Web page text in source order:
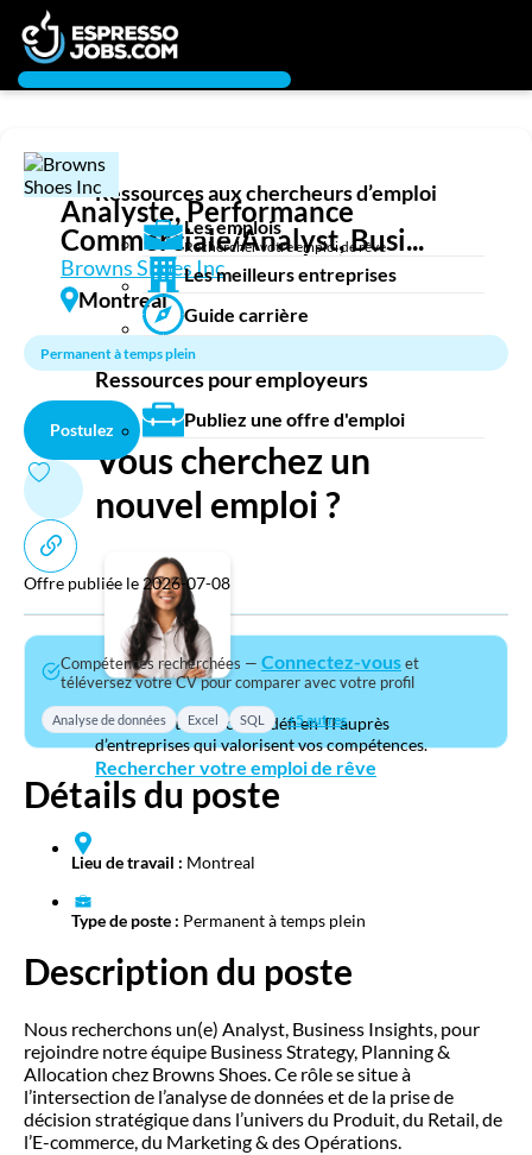
Ressources aux chercheurs d’emploi
Les emplois
Rechercher votre emploi de rêve
Les meilleurs entreprises
Guide carrière
Ressources pour employeurs
Publiez une offre d'emploi
Vous cherchez un
nouvel emploi ?
Trouvez votre prochain défi en TI auprès
d’entreprises qui valorisent vos compétences.
Rechercher votre emploi de rêve
Emplois
Recherchez un emploi
Compagnies
Ma boîte à outils
Conseils carrière
Nos chroniques
Inscrivez-vous à l'infolettre
Employeurs
Publiez une offre d'emploi
Analyste, Performance
Commerciale/Analyst, Busi...
Browns Shoes Inc
Montreal
Permanent à temps plein
Postulez
Offre publiée le 2026-07-08
Compétences recherchées — Connectez-vouset
téléversez votre CV pour comparer avec votre profil
Analyse de données Excel SQL +5 autres
Détails du poste
Lieu de travail : Montreal
Type de poste : Permanent à temps plein
Description du poste
Nous recherchons un(e) Analyst, Business Insights, pour
rejoindre notre équipe Business Strategy, Planning &
Allocation chez Browns Shoes. Ce rôle se situe à
l’intersection de l’analyse de données et de la prise de
décision stratégique dans l’univers du Produit, du Retail, de
l’E-commerce, du Marketing & des Opérations.